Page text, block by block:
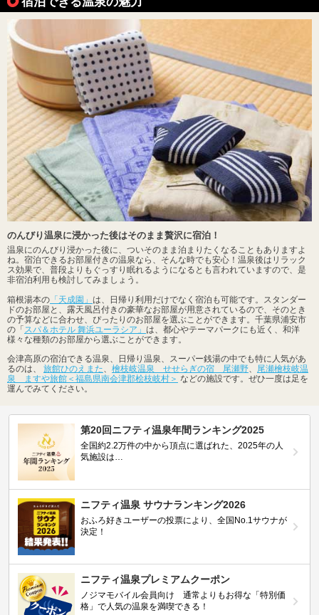
のんびり温泉に浸かった後はそのまま贅沢に宿泊！
温泉にのんびり浸かった後に、ついそのまま泊まりたくなることもありますよ
ね。宿泊できるお部屋付きの温泉なら、そんな時でも安心！温泉後はリラック
ス効果で、普段よりもぐっすり眠れるようになるとも言われていますので、是
非宿泊利用も検討してみましょう。
箱根湯本の 「天成園」 は、日帰り利用だけでなく宿泊も可能です。スタンダー
ドのお部屋と、露天風呂付きの豪華なお部屋が用意されているので、そのとき
の予算などに合わせ、ぴったりのお部屋を選ぶことができます。千葉県浦安市
の「スパ＆ホテル 舞浜ユーラシア」 は、都心やテーマパークにも近く、和洋
様々な種類のお部屋から選ぶことができます。
会津高原の宿泊できる温泉、日帰り温泉、スーパー銭湯の中でも特に人気があ
るのは、 旅館ひのえまた、 檜枝岐温泉 せせらぎの宿 尾瀬野、 尾瀬檜枝岐温
泉 ますや旅館＜福島県南会津郡桧枝岐村＞ などの施設です。ぜひ一度は足を
運んでみてください。
第20回ニフティ温泉年間ランキング2025
全国約2.2万件の中から頂点に選ばれた、2025年の人
気施設は…
ニフティ温泉 サウナランキング2026
おふろ好きユーザーの投票により、全国No.1サウナが
決定！
ニフティ温泉プレミアムクーポン
ノジマモバイル会員向け 通常よりもお得な「特別価
格」で人気の温泉を満喫できる！